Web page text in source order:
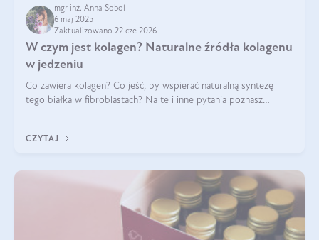
mgr inż. Anna Sobol
6 maj 2025
Zaktualizowano 22 cze 2026
W czym jest kolagen? Naturalne źródła kolagenu
w jedzeniu
Co zawiera kolagen? Co jeść, by wspierać naturalną syntezę
tego białka w fibroblastach? Na te i inne pytania poznasz
CZYTAJ